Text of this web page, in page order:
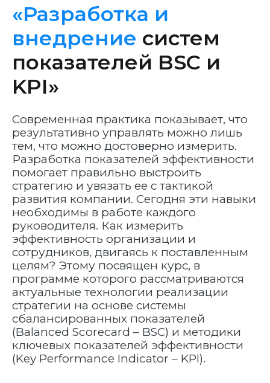
«Разработка и
внедрение систем
показателей BSC и
KPI»
Современная практика показывает, что
результативно управлять можно лишь
тем, что можно достоверно измерить.
Разработка показателей эффективности
помогает правильно выстроить
стратегию и увязать ее с тактикой
развития компании. Сегодня эти навыки
необходимы в работе каждого
руководителя. Как измерить
эффективность организации и
сотрудников, двигаясь к поставленным
целям? Этому посвящен курс, в
программе которого рассматриваются
актуальные технологии реализации
стратегии на основе системы
сбалансированных показателей
(Balanced Scorecard – BSC) и методики
ключевых показателей эффективности
(Key Performance Indicator – KPI).